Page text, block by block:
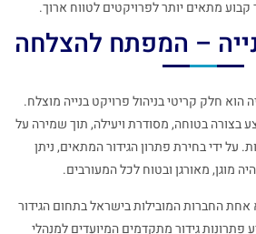
קבוע מתאים יותר לפרויקטים לטווח ארוך.
– המפתח להצלחה
הוא חלק קריטי בניהול פרויקט בנייה מוצלח.
בצורה בטוחה, מסודרת ויעילה, תוך שמירה על
על ידי בחירת פתרון הגידור המתאים, ניתן
מוגן, מאורגן ובטוח לכל המעורבים.
אחת החברות המובילות בישראל בתחום הגידור
פתרונות גידור מתקדמים המיועדים למנהלי